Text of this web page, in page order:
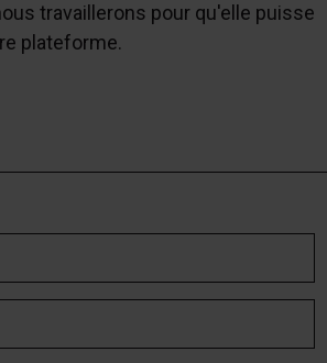
travaillerons pour qu'elle puisse
plateforme.